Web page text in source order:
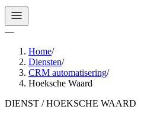
—
Home/
Diensten/
CRM automatisering/
Hoeksche Waard
DIENST / HOEKSCHE WAARD